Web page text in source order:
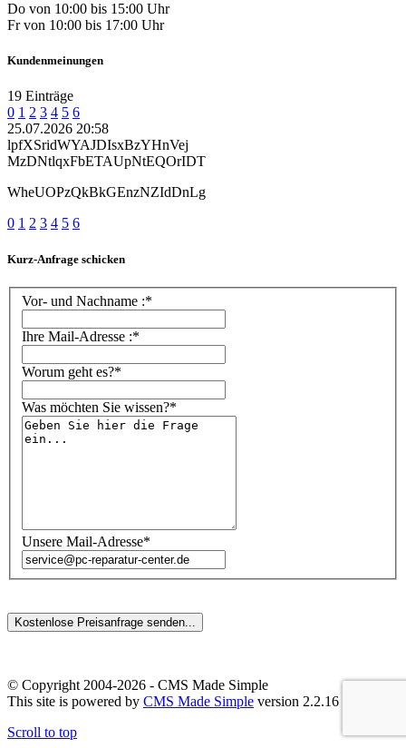
Do von 10:00 bis 15:00 Uhr
Fr von 10:00 bis 17:00 Uhr
Kundenmeinungen
19 Einträge
0 1 2 3 4 5 6
25.07.2026 20:58
lpfXSridWYAJDIsxBzYHnVej
MzDNtlqxFbETAUpNtEQOrIDT
WheUOPzQkBkGEnzNZIdDnLg
0 1 2 3 4 5 6
Kurz-Anfrage schicken
Vor- und Nachname :*
Ihre Mail-Adresse :*
Worum geht es?*
Was möchten Sie wissen?*
Unsere Mail-Adresse*
© Copyright 2004-2026 - CMS Made Simple
This site is powered by CMS Made Simple version 2.2.16
Scroll to top